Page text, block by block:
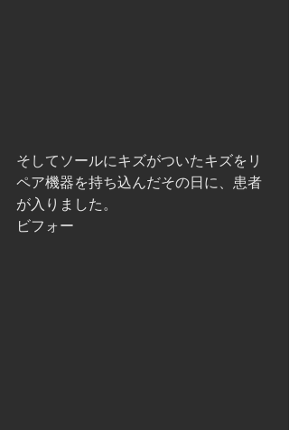
そしてソールにキズがついたキズをリ
ペア機器を持ち込んだその日に、患者
が入りました。
ビフォー